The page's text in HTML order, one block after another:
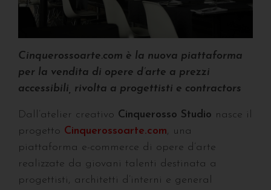
Cinquerossoarte.com è la nuova piattaforma
per la vendita di opere d’arte a prezzi
accessibili, rivolta a progettisti e contractors
Dall’atelier creativo Cinquerosso Studio nasce il
progetto Cinquerossoarte.com, una
piattaforma e-commerce di opere d’arte
realizzate da giovani talenti destinata a
progettisti, architetti d’interni e general